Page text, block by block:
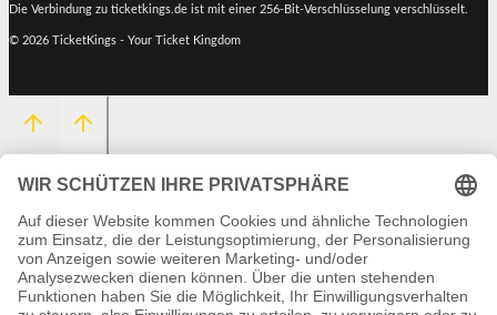
Die Verbindung zu ticketkings.de ist mit einer 256-Bit-Verschlüsselung verschlüsselt.
© 2026 TicketKings - Your Ticket Kingdom
HOME
EVENTS